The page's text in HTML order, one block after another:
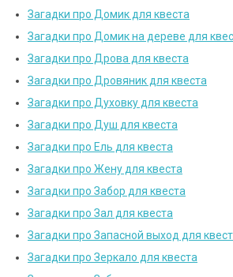
Загадки про Домик для квеста
Загадки про Домик на дереве для
Загадки про Дрова для квеста
Загадки про Дровяник для квеста
Загадки про Духовку для квеста
Загадки про Душ для квеста
Загадки про Ель для квеста
Загадки про Жену для квеста
Загадки про Забор для квеста
Загадки про Зал для квеста
Загадки про Запасной выход для
Загадки про Зеркало для квеста